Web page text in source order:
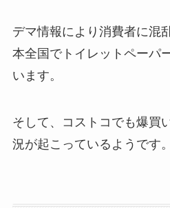
デマ情報により消費者に混
本全国でトイレットペーパ
います。
そして、コストコでも爆買
況が起こっているようです。